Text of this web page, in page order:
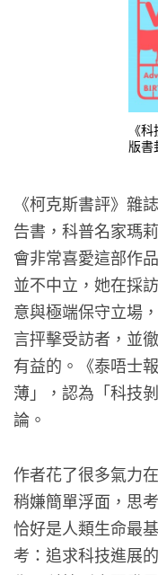
《
版書
《柯克斯書評》雜
告書，科普名家瑪
會非常喜愛這部作
並不中立，她在採
意與極端保守立場
言抨擊受訪者，並
有益的。《泰唔士
薄」，認為「科技
論。
作者花了很多氣力
稍嫌簡單浮面，思
恰好是人類生命最
考：追求科技進展